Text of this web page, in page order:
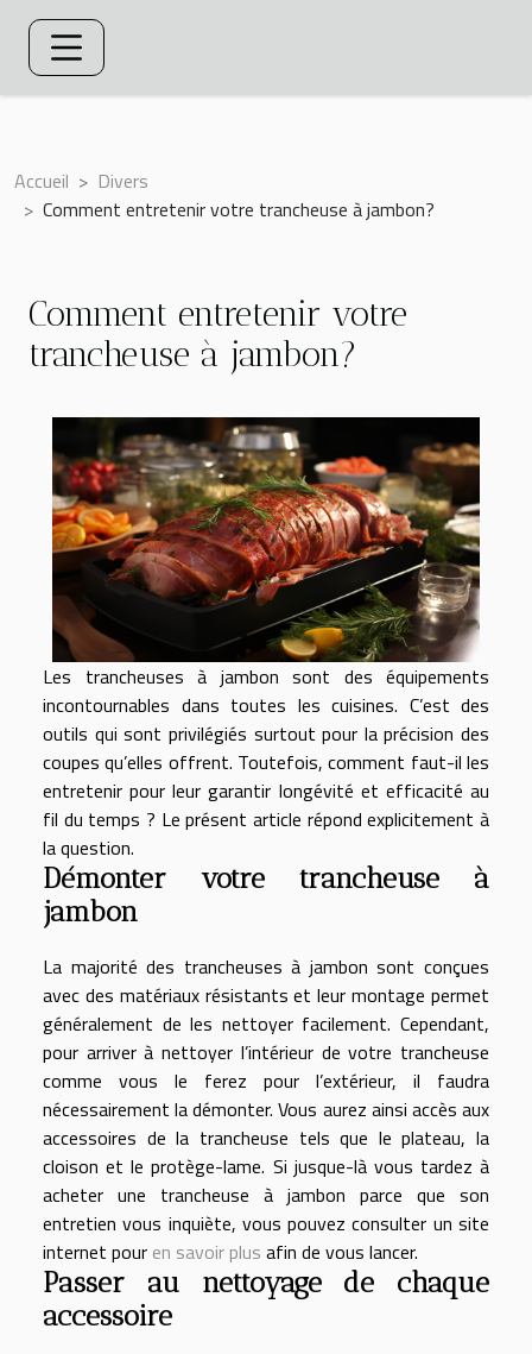
Accueil
Divers
Comment entretenir votre trancheuse à jambon?
Comment entretenir votre
trancheuse à jambon?
Les trancheuses à jambon sont des équipements
incontournables dans toutes les cuisines. C’est des
outils qui sont privilégiés surtout pour la précision des
coupes qu’elles offrent. Toutefois, comment faut-il les
entretenir pour leur garantir longévité et efficacité au
fil du temps ? Le présent article répond explicitement à
la question.
Démonter votre trancheuse à
jambon
La majorité des trancheuses à jambon sont conçues
avec des matériaux résistants et leur montage permet
généralement de les nettoyer facilement. Cependant,
pour arriver à nettoyer l’intérieur de votre trancheuse
comme vous le ferez pour l’extérieur, il faudra
nécessairement la démonter. Vous aurez ainsi accès aux
accessoires de la trancheuse tels que le plateau, la
cloison et le protège-lame. Si jusque-là vous tardez à
acheter une trancheuse à jambon parce que son
entretien vous inquiète, vous pouvez consulter un site
internet pour en savoir plus afin de vous lancer.
Passer au nettoyage de chaque
accessoire